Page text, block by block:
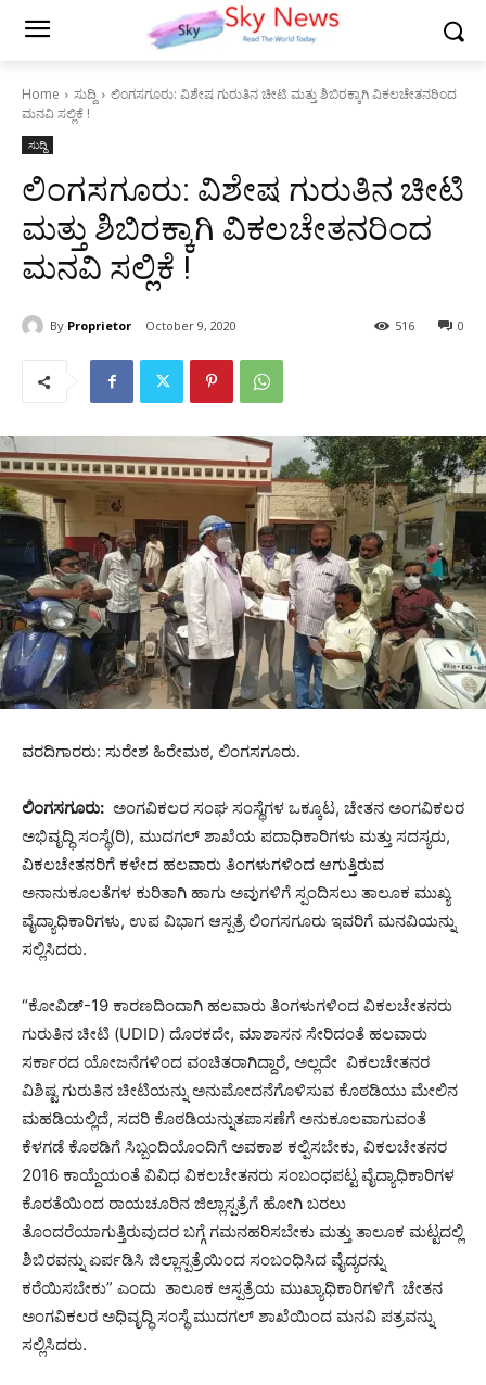
Home ಸುದ್ದಿ
ಲಿಂಗಸಗೂರು: ವಿಶೇಷ ಗುರುತಿನ ಚೀಟಿ ಮತ್ತು ಶಿಬಿರಕ್ಕಾಗಿ ವಿಕಲಚೇತನರಿಂದ
ಮನವಿ ಸಲ್ಲಿಕೆ !
ಸುದ್ದಿ
ಲಿಂಗಸಗೂರು: ವಿಶೇಷ ಗುರುತಿನ ಚೀಟಿ
ಮತ್ತು ಶಿಬಿರಕ್ಕಾಗಿ ವಿಕಲಚೇತನರಿಂದ
ಮನವಿ ಸಲ್ಲಿಕೆ !
By Proprietor October 9, 2020 0
516
ವರದಿಗಾರರು: ಸುರೇಶ ಹಿರೇಮಠ, ಲಿಂಗಸಗೂರು.
ಲಿಂಗಸಗೂರು: ಅಂಗವಿಕಲರ ಸಂಘ ಸಂಸ್ಥೆಗಳ ಒಕ್ಕೂಟ, ಚೇತನ ಅಂಗವಿಕಲರ
ಅಭಿವೃದ್ಧಿ ಸಂಸ್ಥೆ(ರಿ), ಮುದಗಲ್ ಶಾಖೆಯ ಪದಾಧಿಕಾರಿಗಳು ಮತ್ತು ಸದಸ್ಯರು,
ವಿಕಲಚೇತನರಿಗೆ ಕಳೇದ ಹಲವಾರು ತಿಂಗಳುಗಳಿಂದ ಆಗುತ್ತಿರುವ
ಅನಾನುಕೂಲತೆಗಳ ಕುರಿತಾಗಿ ಹಾಗು ಅವುಗಳಿಗೆ ಸ್ಪಂದಿಸಲು ತಾಲೂಕ ಮುಖ್ಯ
ವೈದ್ಯಾಧಿಕಾರಿಗಳು, ಉಪ ವಿಭಾಗ ಆಸ್ಪತ್ರೆ ಲಿಂಗಸಗೂರು ಇವರಿಗೆ ಮನವಿಯನ್ನು
ಸಲ್ಲಿಸಿದರು.
“ಕೋವಿಡ್-‌19 ಕಾರಣದಿಂದಾಗಿ ಹಲವಾರು ತಿಂಗಳುಗಳಿಂದ ವಿಕಲಚೇತನರು
ಗುರುತಿನ ಚೀಟಿ (UDID) ದೊರಕದೇ, ಮಾಶಾಸನ ಸೇರಿದಂತೆ ಹಲವಾರು
ಸರ್ಕಾರದ ಯೋಜನೆಗಳಿಂದ ವಂಚಿತರಾಗಿದ್ದಾರೆ, ಅಲ್ಲದೇ ವಿಕಲಚೇತನರ
ವಿಶಿಷ್ಟ ಗುರುತಿನ ಚೀಟಿಯನ್ನು ಅನುಮೋದನೆಗೊಳಿಸುವ ಕೊಠಡಿಯು ಮೇಲಿನ
ಮಹಡಿಯಲ್ಲಿದೆ, ಸದರಿ ಕೊಠಡಿಯನ್ನುತಪಾಸಣೆಗೆ ಅನುಕೂಲವಾಗುವಂತೆ
ಕೆಳಗಡೆ ಕೊಠಡಿಗೆ ಸಿಬ್ಬಂದಿಯೊಂದಿಗೆ ಅವಕಾಶ ಕಲ್ಪಿಸಬೇಕು, ವಿಕಲಚೇತನರ
2016 ಕಾಯ್ದೆಯಂತೆ ವಿವಿಧ ವಿಕಲಚೇತನರು ಸಂಬಂಧಪಟ್ಟ ವೈದ್ಯಾಧಿಕಾರಿಗಳ
ಕೊರತೆಯಿಂದ ರಾಯಚೂರಿನ ಜಿಲ್ಲಾಸ್ಪತ್ರೆಗೆ ಹೋಗಿ ಬರಲು
ತೊಂದರೆಯಾಗುತ್ತಿರುವುದರ ಬಗ್ಗೆ ಗಮನಹರಿಸಬೇಕು ಮತ್ತು ತಾಲೂಕ ಮಟ್ಟದಲ್ಲಿ
ಶಿಬಿರವನ್ನು ಏರ್ಪಡಿಸಿ ಜಿಲ್ಲಾಸ್ಪತ್ರೆಯಿಂದ ಸಂಬಂಧಿಸಿದ ವೈದ್ಯರನ್ನು
ಕರೆಯಿಸಬೇಕು” ಎಂದು ತಾಲೂಕ ಆಸ್ಪತ್ರೆಯ ಮುಖ್ಯಾಧಿಕಾರಿಗಳಿಗೆ ಚೇತನ
ಅಂಗವಿಕಲರ ಅಧಿವೃದ್ಧಿ ಸಂಸ್ಥೆ ಮುದಗಲ್‌ ಶಾಖೆಯಿಂದ ಮನವಿ ಪತ್ರವನ್ನು
ಸಲ್ಲಿಸಿದರು.